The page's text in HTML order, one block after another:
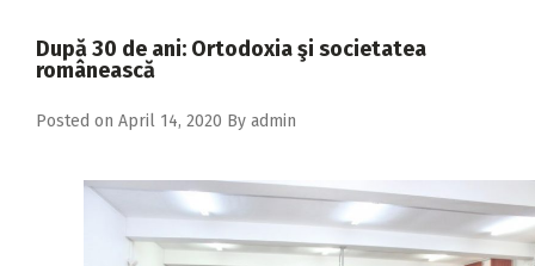
2017
După 30 de ani: Ortodoxia şi societatea
românească
Posted on April 14, 2020 By admin